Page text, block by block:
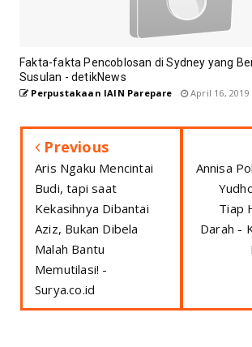
Fakta-fakta Pencoblosan di Sydney yang
Susulan - detikNews
Perpustakaan IAIN Parepare April 16, 2019
Previous
Aris Ngaku Mencintai
Budi, tapi saat
Kekasihnya Dibantai
Aziz, Bukan Dibela
Malah Bantu
Memutilasi! -
Surya.co.id
Annisa
Tiap
Darah -